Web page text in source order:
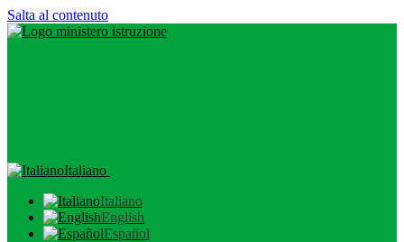
Salta al contenuto
Italiano
Italiano
English
Español